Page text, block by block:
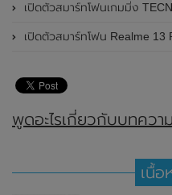
เปิดตัวสมาร์ทโฟนเกมมิ่ง TECNO POVA 6 Neo
เปิดตัวสมาร์ทโฟน Realme 13 Pro
พูดอะไรเกี่ยวกับบทควา
เนื้อ